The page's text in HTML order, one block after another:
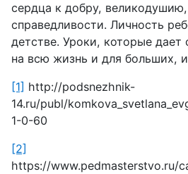
сердца к добру,
справедливости. Личность
детстве. Уроки, которые дает
на всю жизнь и для больших,
[1] http://podsnezhnik-
14.ru/publ/
1-0-60
[2]
https://www.pedmasterstvo.ru/